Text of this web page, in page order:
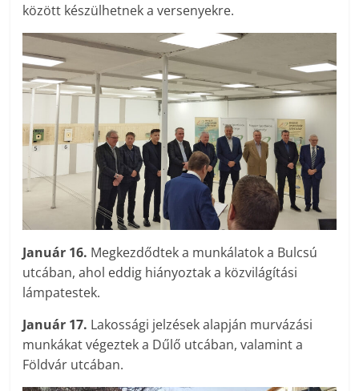
között készülhetnek a versenyekre.
Január 16. Megkezdődtek a munkálatok a Bulcsú
utcában, ahol eddig hiányoztak a közvilágítási
lámpatestek.
Január 17. Lakossági jelzések alapján murvázási
munkákat végeztek a Dűlő utcában, valamint a
Földvár utcában.